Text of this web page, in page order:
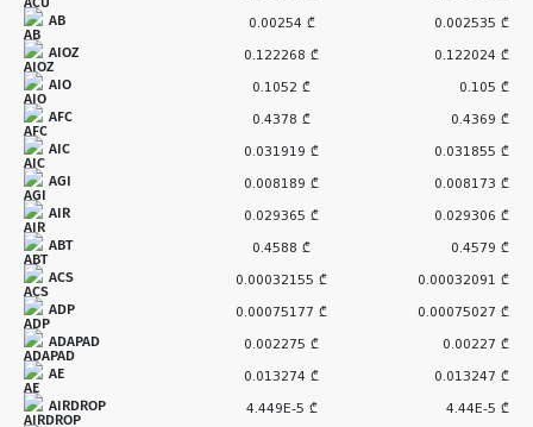
AB 0.00254 ₾ 0.002535 ₾
AIOZ 0.122268 ₾ 0.122024 ₾
AIO 0.1052 ₾ 0.105 ₾
AFC 0.4378 ₾ 0.4369 ₾
AIC 0.031919 ₾ 0.031855 ₾
AGI 0.008189 ₾ 0.008173 ₾
AIR 0.029365 ₾ 0.029306 ₾
ABT 0.4588 ₾ 0.4579 ₾
ACS 0.00032155 ₾ 0.00032091 ₾
ADP 0.00075177 ₾ 0.00075027 ₾
ADAPAD 0.002275 ₾ 0.00227 ₾
AE 0.013274 ₾ 0.013247 ₾
AIRDROP 4.449E-5 ₾ 4.44E-5 ₾